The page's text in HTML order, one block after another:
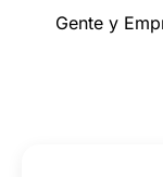
Gente y